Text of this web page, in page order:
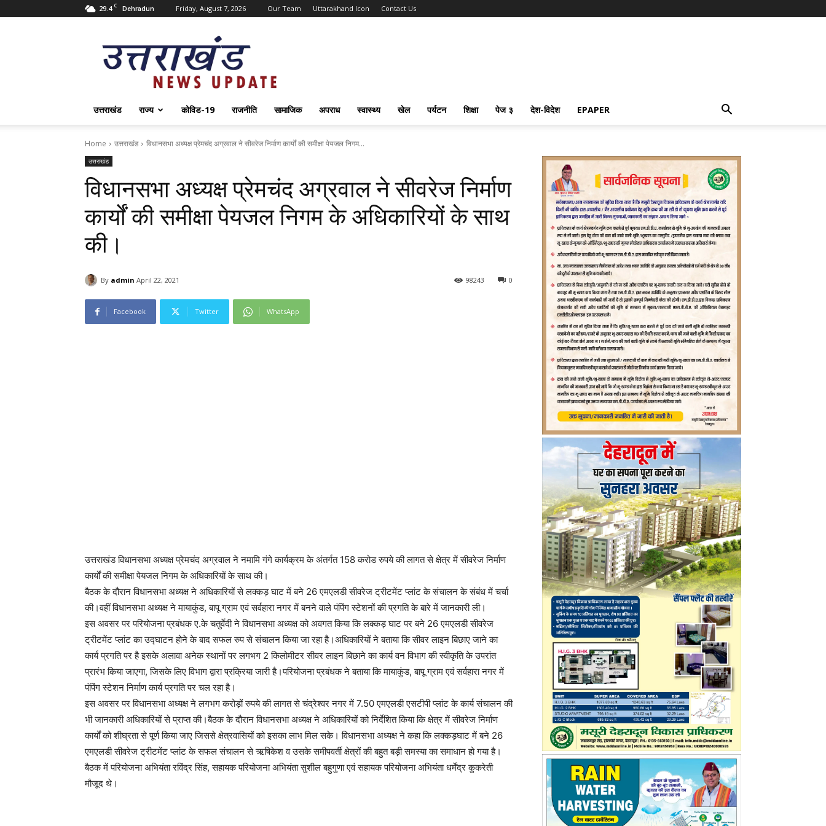
29.4 C Dehradun Friday, August 7, 2026 Our Team Uttarakhand Icon Contact Us
Uttarakhand
News
Update
उत्तराखंड राज्य कोविड-19 राजनीति सामाजिक अपराध स्वास्थ्य खेल पर्यटन शिक्षा पेज ३ देश-विदेश EPAPER
Home उत्तराखंड विधानसभा अध्यक्ष प्रेमचंद अग्रवाल ने सीवरेज निर्माण कार्यों की समीक्षा पेयजल निगम...
उत्तराखंड
विधानसभा अध्यक्ष प्रेमचंद अग्रवाल ने सीवरेज निर्माण
कार्यों की समीक्षा पेयजल निगम के अधिकारियों के साथ
की।
By admin April 22, 2021 0
98243
Facebook Twitter WhatsApp
उत्तराखंड विधानसभा अध्यक्ष प्रेमचंद अग्रवाल ने नमामि गंगे कार्यक्रम के अंतर्गत 158 करोड रुपये की लागत से क्षेत्र में सीवरेज निर्माण
कार्यों की समीक्षा पेयजल निगम के अधिकारियों के साथ की।
बैठक के दौरान विधानसभा अध्यक्ष ने अधिकारियों से लक्कड़ घाट में बने 26 एमएलडी सीवरेज ट्रीटमेंट प्लांट के संचालन के संबंध में चर्चा
की।वहीं विधानसभा अध्यक्ष ने मायाकुंड, बापू ग्राम एवं सर्वहारा नगर में बनने वाले पंपिंग स्टेशनों की प्रगति के बारे में जानकारी ली।
इस अवसर पर परियोजना प्रबंधक ए.के चतुर्वेदी ने विधानसभा अध्यक्ष को अवगत किया कि लक्कड़ घाट पर बने 26 एमएलडी सीवरेज
ट्रीटमेंट प्लांट का उद्घाटन होने के बाद सफल रुप से संचालन किया जा रहा है।अधिकारियों ने बताया कि सीवर लाइन बिछाए जाने का
कार्य प्रगति पर है इसके अलावा अनेक स्थानों पर लगभग 2 किलोमीटर सीवर लाइन बिछाने का कार्य वन विभाग की स्वीकृति के उपरांत
प्रारंभ किया जाएगा, जिसके लिए विभाग द्वारा प्रक्रिया जारी है।परियोजना प्रबंधक ने बताया कि मायाकुंड, बापू ग्राम एवं सर्वहारा नगर में
पंपिंग स्टेशन निर्माण कार्य प्रगति पर चल रहा है।
इस अवसर पर विधानसभा अध्यक्ष ने लगभग करोड़ों रुपये की लागत से चंद्रेश्वर नगर में 7.50 एमएलडी एसटीपी प्लांट के कार्य संचालन की
भी जानकारी अधिकारियों से प्राप्त की।बैठक के दौरान विधानसभा अध्यक्ष ने अधिकारियों को निर्देशित किया कि क्षेत्र में सीवरेज निर्माण
कार्यों को शीघ्रता से पूर्ण किया जाए जिससे क्षेत्रवासियों को इसका लाभ मिल सके। विधानसभा अध्यक्ष ने कहा कि लक्कड़घाट में बने 26
एमएलडी सीवरेज ट्रीटमेंट प्लांट के सफल संचालन से ऋषिकेश व उसके समीपवर्ती क्षेत्रों की बहुत बड़ी समस्या का समाधान हो गया है।
बैठक में परियोजना अभियंता रविंद्र सिंह, सहायक परियोजना अभियंता सुशील बहुगुणा एवं सहायक परियोजना अभियंता धर्मेंद्र कुकरेती
मौजूद थे।